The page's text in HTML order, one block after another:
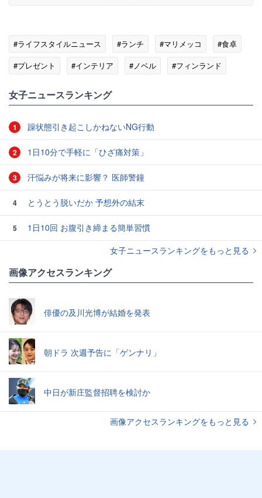
#ライフスタイルニュース #ランチ #マリメッコ
#食卓
#プレゼント
#インテリア #ノベル #フィンランド
女子ニュースランキング
1 躁状態引き起こしかねないNG行動
2 1日10分で手軽に「ひざ痛対策」
3 汗悩みが将来に影響？ 医師警鐘
4 とうとう脱いだか 予想外の結末
5
1日10回 お腹引き締まる簡単習慣
女子ニュースランキングをもっと見る
画像アクセスランキング
俳優の及川光博が結婚を発表
朝ドラ 次週予告に「ゲンナリ」
中日が新庄監督招聘を検討か
画像アクセスランキングをもっと見る